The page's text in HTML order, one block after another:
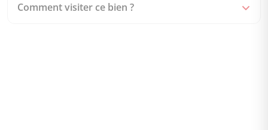
Comment visiter ce bien ?